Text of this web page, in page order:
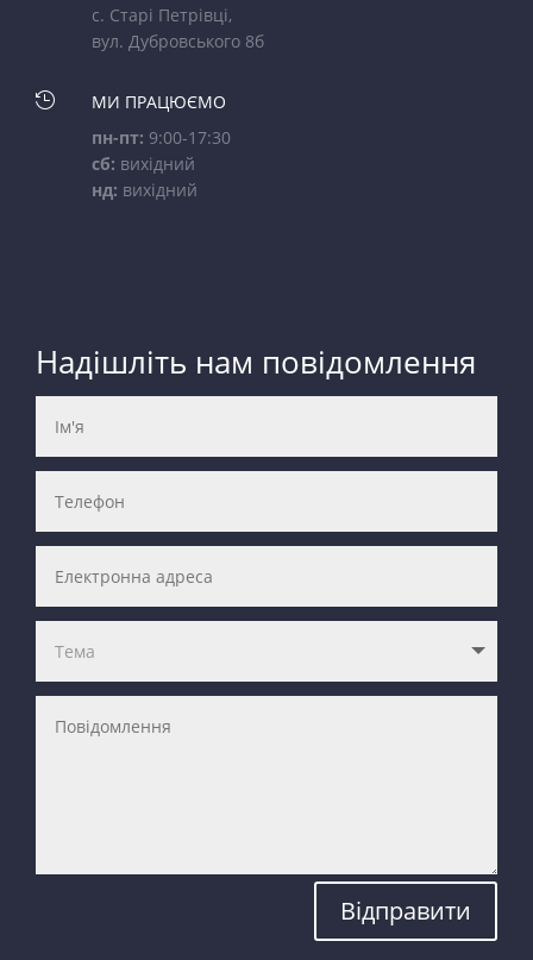
с. Старі Петрівці,
вул. Дубровського 8б

МИ ПРАЦЮЄМО
пн-пт: 9:00-17:30
сб: вихідний
нд: вихідний
Надішліть нам повідомлення
Відправити